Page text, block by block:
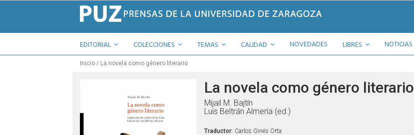
EDITORIAL COLECCIONES TEMAS CALIDAD NOVEDADES LIBRES NOTICIAS
Inicio La novela como género literario
La novela como género literario
Mijaíl M. Bajtín
Luis Beltrán Almería (ed.)
Traductor: Carlos Ginés Orta